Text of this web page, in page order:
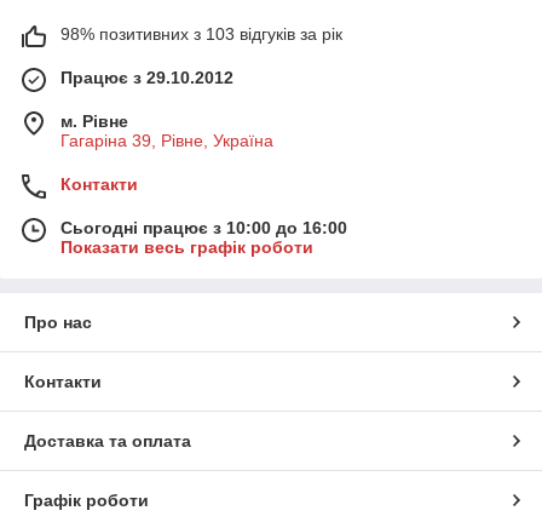
98% позитивних з 103 відгуків за рік
Працює з 29.10.2012
м. Рівне
Гагаріна 39, Рівне, Україна
Контакти
Сьогодні працює з 10:00 до 16:00
Показати весь графік роботи
Про нас
Контакти
Доставка та оплата
Графік роботи